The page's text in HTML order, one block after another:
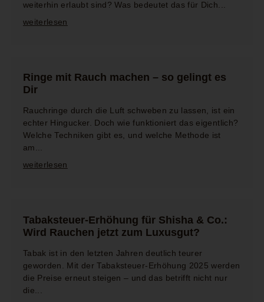
weiterhin erlaubt sind? Was bedeutet das für Dich...
weiterlesen
Ringe mit Rauch machen – so gelingt es
Dir
Rauchringe durch die Luft schweben zu lassen, ist ein
echter Hingucker. Doch wie funktioniert das eigentlich?
Welche Techniken gibt es, und welche Methode ist
am...
weiterlesen
Tabaksteuer-Erhöhung für Shisha & Co.:
Wird Rauchen jetzt zum Luxusgut?
Tabak ist in den letzten Jahren deutlich teurer
geworden. Mit der Tabaksteuer-Erhöhung 2025 werden
die Preise erneut steigen – und das betrifft nicht nur
die...